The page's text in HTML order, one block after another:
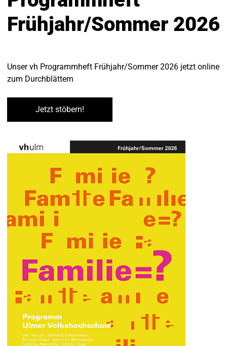
Frühjahr/Sommer 2026
Unser vh Programmheft Frühjahr/Sommer 2026 jetzt online
zum Durchblättern
Jetzt stöbern!